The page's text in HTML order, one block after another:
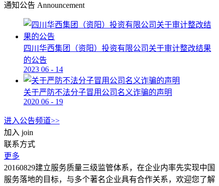
通知公告 Announcement
四川华西集团（资阳）投资有限公司关于审计整改结果
的公告
2023 06 - 14
关于严防不法分子冒用公司名义诈骗的声明
2020 06 - 19
进入公告频道>>
加入 join
联系方式
更多
20160829建立服务质量三级监管体系，在企业内率先实现中国
服务落地的目标，与多个著名企业具有合作关系，欢迎您了解